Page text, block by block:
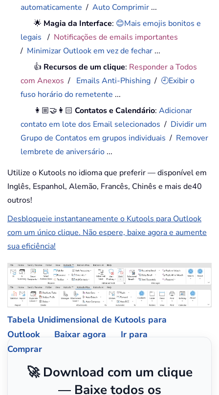
automaticamente /Auto Comprimir ...
🌟 Magia da Interface: 😊Mais emojis bonitos e
legais / Notificações de emails importantes
/ Minimizar Outlook em vez de fechar ...
👍 Recursos de um clique: Responder a Todos
com Anexos / Emails Anti-Phishing / 🕘Exibir o
fuso horário do remetente ...
👩🏼‍🤝‍👩🏻Contatos e Calendário:Adicionar
contato em lote dos Email selecionados / Dividir um
Grupo de Contatos em grupos individuais / Remover
lembrete de aniversário ...
Utilize o Kutools no idioma que preferir — disponível em
Inglês, Espanhol, Alemão, Francês, Chinês e mais de40
outros!
Desbloqueie instantaneamente o Kutools para Outlook
com um único clique. Não espere, baixe agora e aumente
sua eficiência!
Tabela Unidimensional de Kutools para
Outlook
Baixar agora
Ir para
Comprar
🚀 Download com um clique
— Baixe todos os